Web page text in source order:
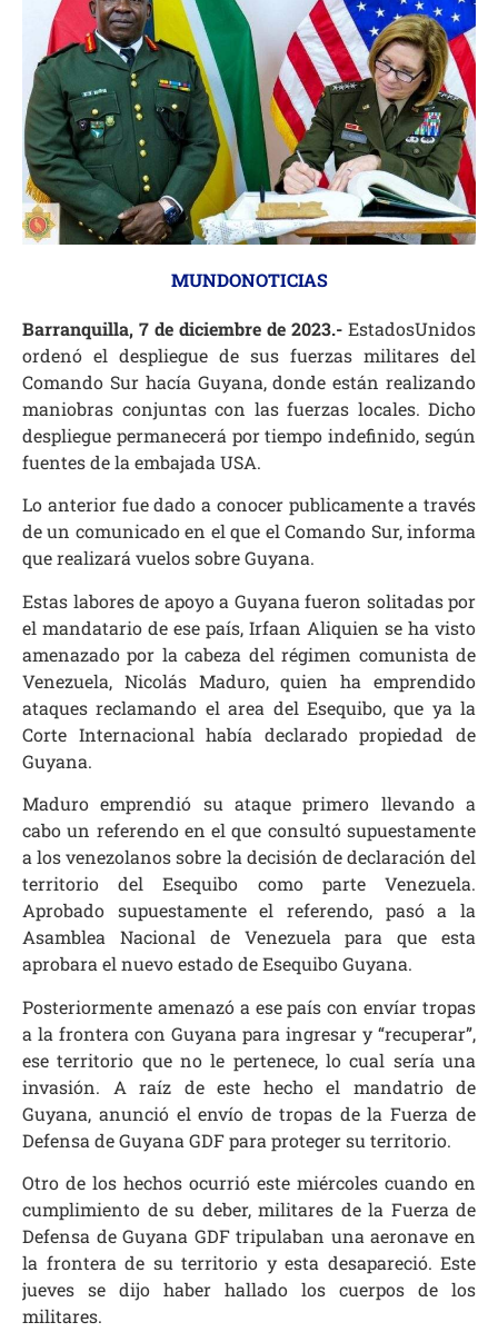
MUNDONOTICIAS
Barranquilla, 7 de diciembre de 2023.- EstadosUnidos
ordenó el despliegue de sus fuerzas militares del
Comando Sur hacía Guyana, donde están realizando
maniobras conjuntas con las fuerzas locales. Dicho
despliegue permanecerá por tiempo indefinido, según
fuentes de la embajada USA.
Lo anterior fue dado a conocer publicamente a través
de un comunicado en el que el Comando Sur, informa
que realizará vuelos sobre Guyana.
Estas labores de apoyo a Guyana fueron solitadas por
el mandatario de ese país, Irfaan Aliquien se ha visto
amenazado por la cabeza del régimen comunista de
Venezuela, Nicolás Maduro, quien ha emprendido
ataques reclamando el area del Esequibo, que ya la
Corte Internacional había declarado propiedad de
Guyana.
Maduro emprendió su ataque primero llevando a
cabo un referendo en el que consultó supuestamente
a los venezolanos sobre la decisión de declaración del
territorio del Esequibo como parte Venezuela.
Aprobado supuestamente el referendo, pasó a la
Asamblea Nacional de Venezuela para que esta
aprobara el nuevo estado de Esequibo Guyana.
Posteriormente amenazó a ese país con envíar tropas
a la frontera con Guyana para ingresar y “recuperar”,
ese territorio que no le pertenece, lo cual sería una
invasión. A raíz de este hecho el mandatrio de
Guyana, anunció el envío de tropas de la Fuerza de
Defensa de Guyana GDF para proteger su territorio.
Otro de los hechos ocurrió este miércoles cuando en
cumplimiento de su deber, militares de la Fuerza de
Defensa de Guyana GDF tripulaban una aeronave en
la frontera de su territorio y esta desapareció. Este
jueves se dijo haber hallado los cuerpos de los
militares.